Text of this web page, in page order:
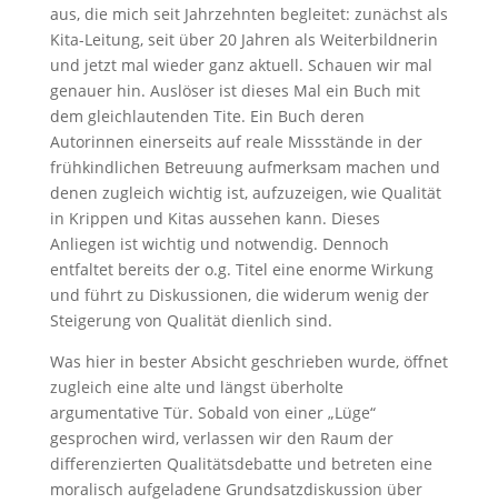
aus, die mich seit Jahrzehnten begleitet: zunächst als
Kita-Leitung, seit über 20 Jahren als Weiterbildnerin
und jetzt mal wieder ganz aktuell. Schauen wir mal
genauer hin. Auslöser ist dieses Mal ein Buch mit
dem gleichlautenden Tite. Ein Buch deren
Autorinnen einerseits auf reale Missstände in der
frühkindlichen Betreuung aufmerksam machen und
denen zugleich wichtig ist, aufzuzeigen, wie Qualität
in Krippen und Kitas aussehen kann. Dieses
Anliegen ist wichtig und notwendig. Dennoch
entfaltet bereits der o.g. Titel eine enorme Wirkung
und führt zu Diskussionen, die widerum wenig der
Steigerung von Qualität dienlich sind.
Was hier in bester Absicht geschrieben wurde, öffnet
zugleich eine alte und längst überholte
argumentative Tür. Sobald von einer „Lüge“
gesprochen wird, verlassen wir den Raum der
differenzierten Qualitätsdebatte und betreten eine
moralisch aufgeladene Grundsatzdiskussion über